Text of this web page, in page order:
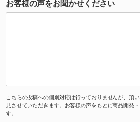
お客様の声をお聞かせください
こちらの投稿への個別対応は行っておりませんが、頂
見させていただきます。お客様の声をもとに商品開発
す。